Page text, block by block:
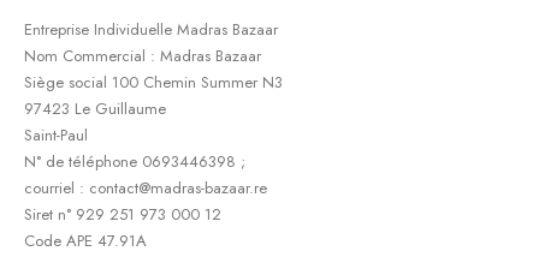
Entreprise Individuelle Madras Bazaar
Nom Commercial : Madras Bazaar
Siège social 100 Chemin Summer N3
97423 Le Guillaume
Saint-Paul
N° de téléphone 0693446398 ;
courriel : contact@madras-bazaar.re
Siret n° 929 251 973 000 12
Code APE 47.91A